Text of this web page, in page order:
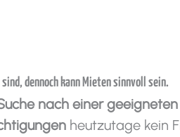
dennoch kann Mieten sinnvoll sein.
nach einer
heutzutage kein